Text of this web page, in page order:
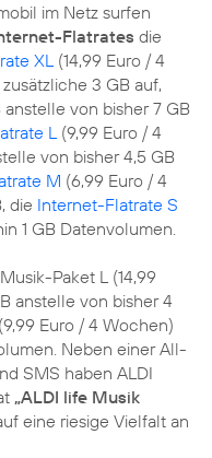
im Netz surfen
Flatrates die
XL(14,99 Euro / 4
3 GB auf,
von bisher 7 GB
L(9,99 Euro / 4
von bisher 4,5 GB
M (6,99 Euro / 4
die Internet-Flatrate S
1 GB Datenvolumen.
Paket L (14,99
anstelle von bisher 4
Euro / 4 Wochen)
Neben einer All-
SMS haben ALDI
„ALDI life Musik
eine riesige Vielfalt an